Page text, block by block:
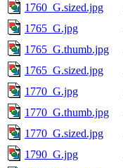
1760_G.sized.jpg
1765_G.jpg
1765_G.thumb.jpg
1765_G.sized.jpg
1770_G.jpg
1770_G.thumb.jpg
1770_G.sized.jpg
1790_G.jpg